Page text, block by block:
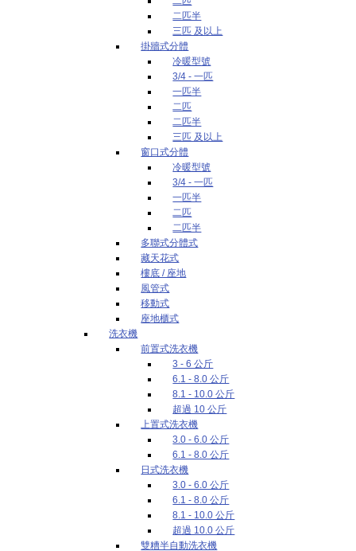
二匹半
三匹 及以上
掛牆式分體
冷暖型號
3/4 - 一匹
一匹半
二匹
二匹半
三匹 及以上
窗口式分體
冷暖型號
3/4 - 一匹
一匹半
二匹
二匹半
多聯式分體式
藏天花式
樓底 / 座地
風管式
移動式
座地櫃式
洗衣機
前置式洗衣機
3 - 6 公斤
6.1 - 8.0 公斤
8.1 - 10.0 公斤
超過 10 公斤
上置式洗衣機
3.0 - 6.0 公斤
6.1 - 8.0 公斤
日式洗衣機
3.0 - 6.0 公斤
6.1 - 8.0 公斤
8.1 - 10.0 公斤
超過 10.0 公斤
雙糟半自動洗衣機